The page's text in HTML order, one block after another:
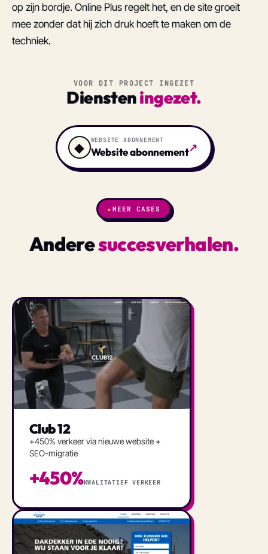
op zijn bordje. Online Plus regelt het, en de site groeit
mee zonder dat hij zich druk hoeft te maken om de
techniek.
VOOR DIT PROJECT INGEZET
Diensteningezet.
◆ WEBSITE ABONNEMENT
Website abonnement↗
★ MEER CASES
Anderesuccesverhalen.
Club 12
+450% verkeer via nieuwe website +
SEO-migratie
+450%KWALITATIEF VERKEER